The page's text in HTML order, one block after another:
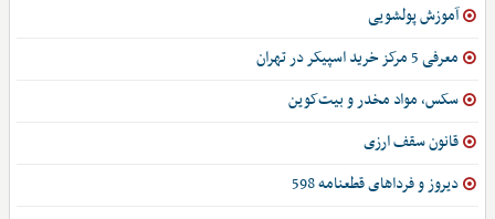
آموزش پولشویی
معرفی 5 مرکز خرید اسپیکر در تهران
سکس، مواد مخدر و بیت‌کوین
قانون سقف ارزی
دیروز و فرداهای قطعنامه 598